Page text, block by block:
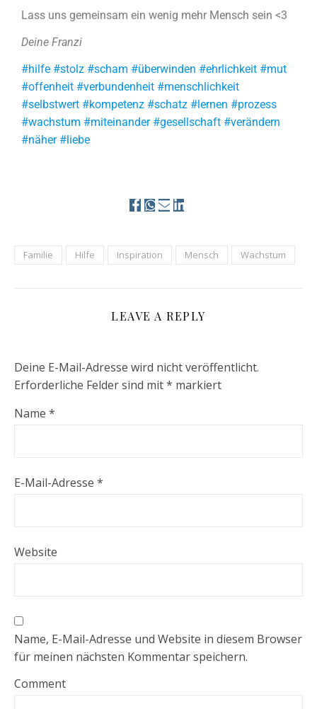
Lass uns gemeinsam ein wenig mehr Mensch sein <3
Deine Franzi
#hilfe #stolz #scham #überwinden #ehrlichkeit #mut
#offenheit #verbundenheit #menschlichkeit
#selbstwert #kompetenz #schatz #lernen #prozess
#wachstum #miteinander #gesellschaft #verändern
#näher #liebe
Familie Hilfe Inspiration Mensch Wachstum
LEAVE A REPLY
Deine E-Mail-Adresse wird nicht veröffentlicht.
Erforderliche Felder sind mit* markiert
Name *
E-Mail-Adresse *
Website
Name, E-Mail-Adresse und Website in diesem Browser
für meinen nächsten Kommentar speichern.
Comment